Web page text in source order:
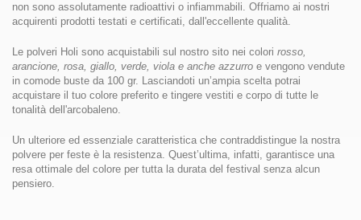
non sono assolutamente radioattivi o infiammabili. Offriamo ai nostri
acquirenti prodotti testati e certificati, dall'eccellente qualità.
Le polveri Holi sono acquistabili sul nostro sito nei colori rosso,
arancione, rosa, giallo, verde, viola e anche azzurro e vengono vendute
in comode buste da 100 gr. Lasciandoti un’ampia scelta potrai
acquistare il tuo colore preferito e tingere vestiti e corpo di tutte le
tonalità dell'arcobaleno.
Un ulteriore ed essenziale caratteristica che contraddistingue la nostra
polvere per feste è la resistenza. Quest’ultima, infatti, garantisce una
resa ottimale del colore per tutta la durata del festival senza alcun
pensiero.